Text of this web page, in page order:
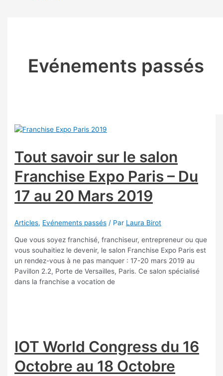
Evénements passés
Tout savoir sur le salon
Franchise Expo Paris – Du
17 au 20 Mars 2019
Articles, Evénements passés / Par Laura Birot
Que vous soyez franchisé, franchiseur, entrepreneur ou que
vous souhaitiez le devenir, le salon Franchise Expo Paris est
un rendez-vous à ne pas manquer : 17-20 mars 2019 au
Pavillon 2.2, Porte de Versailles, Paris. Ce salon spécialisé
dans la franchise a vocation de
IOT World Congress du 16
Octobre au 18 Octobre